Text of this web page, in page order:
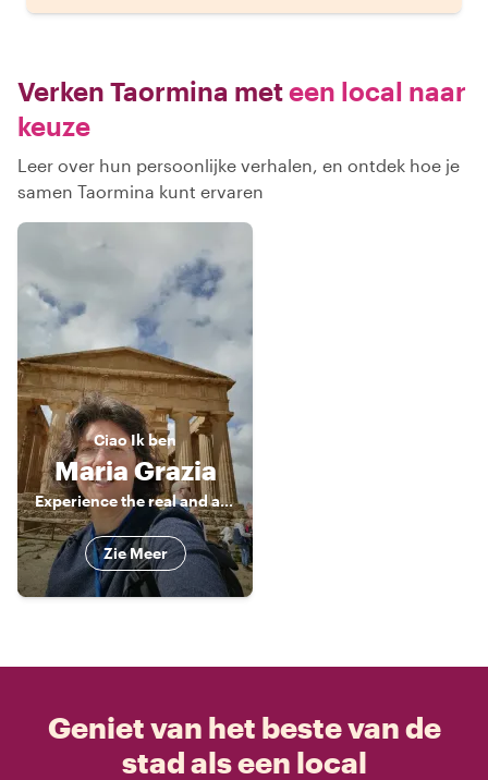
Verken Taormina meteen local naar
keuze
Leer over hun persoonlijke verhalen, en ontdek hoe je
samen Taormina kunt ervaren
CiaoIk ben
Maria Grazia
Experience the real and authentic Sicily
Zie Meer
Geniet van het beste van de
stad als een local